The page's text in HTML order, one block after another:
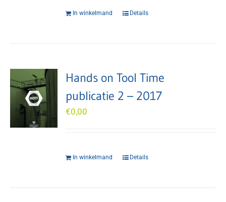
In winkelmand Details
Hands on Tool Time
publicatie 2 – 2017
€0,00
In winkelmand Details